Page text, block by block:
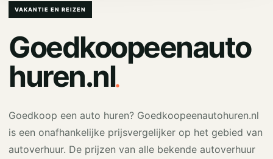
VAKANTIE EN REIZEN
Goedkoopeenauto
huren.nl.
Goedkoop een auto huren? Goedkoopeenautohuren.nl
is een onafhankelijke prijsvergelijker op het gebied van
autoverhuur. De prijzen van alle bekende autoverhuur